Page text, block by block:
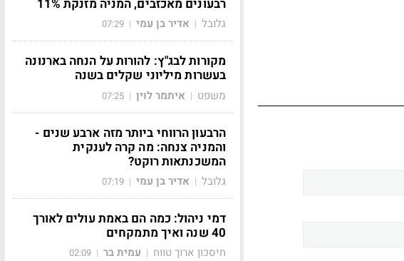
רבעונים מאכזבים, המניה מזנקת 11%
גלובל | אדיר בן עמי |
07:29
מקורות לבג"ץ: להורות על הנחה בארנונה
בעשרות מיליוני שקלים בשנה
משפט | איתמר לוין |
07:25
הרבעון הרווחי ביותר מזה ארבע שנים -
והמניה צנחה: מה קרה לענקית
המשכנתאות רוקט?
גלובל | אדיר בן עמי |
07:19
דמי ניהול: כמה הם באמת עולים לאורך
40 שנה ואיך מתמקחים
חיסכון ארוך טווח | עמית בר |
02:09